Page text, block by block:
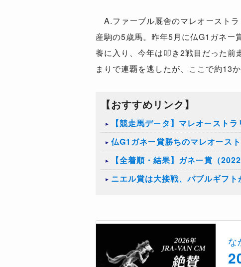
A.ファーブル厩舎のマレオースト
産駒の5歳馬。昨年5月に仏G1ガネー
養に入り、今年は叩き2戦目だった前
まりで連覇を逃したが、ここで約13
【おすすめリンク】
【競走馬データ】マレオーストラ
仏G1ガネー賞勝ちのマレオース
【全着順・結果】ガネー賞（2022
ニエル賞は大接戦、バブルギフ
な